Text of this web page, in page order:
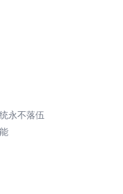
永不落伍